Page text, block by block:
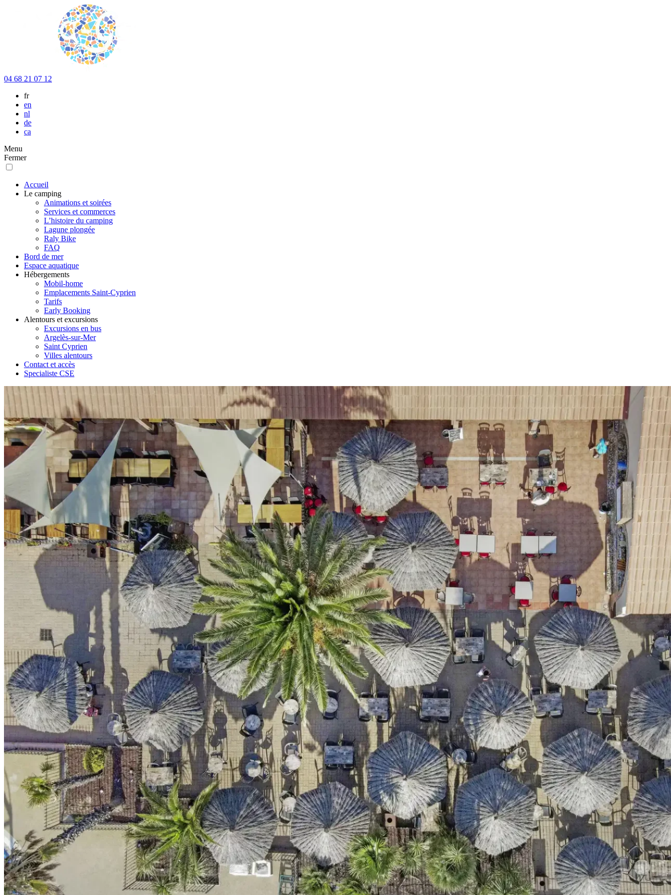
04 68 21 07 12
fr
en
nl
de
ca
Menu
Fermer
Accueil
Le camping
Animations et soirées
Services et commerces
L’histoire du camping
Lagune plongée
Raly Bike
FAQ
Bord de mer
Espace aquatique
Hébergements
Mobil-home
Emplacements Saint-Cyprien
Tarifs
Early Booking
Alentours et excursions
Excursions en bus
Argelès-sur-Mer
Saint Cyprien
Villes alentours
Contact et accès
Specialiste CSE